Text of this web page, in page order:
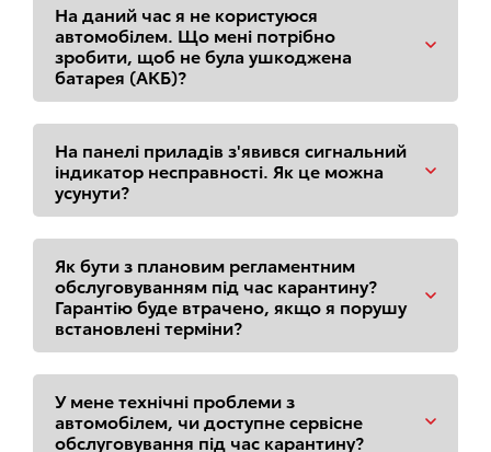
На даний час я не користуюся
автомобілем. Що мені потрібно
зробити, щоб не була ушкоджена
батарея (АКБ)?
На панелі приладів з'явився сигнальний
індикатор несправності. Як це можна
усунути?
Як бути з плановим регламентним
обслуговуванням під час карантину?
Гарантію буде втрачено, якщо я порушу
встановлені терміни?
У мене технічні проблеми з
автомобілем, чи доступне сервісне
обслуговування під час карантину?